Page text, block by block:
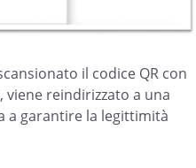
il codice QR con
reindirizzato a una
a garantire la legittimità